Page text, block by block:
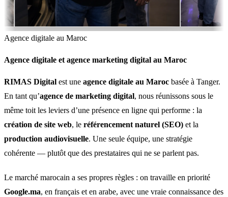
Agence digitale au Maroc
Agence digitale et agence marketing digital au Maroc
RIMAS Digital est une agence digitale au Maroc basée à Tanger.
En tant qu’agence de marketing digital, nous réunissons sous le
même toit les leviers d’une présence en ligne qui performe : la
création de site web, le référencement naturel (SEO) et la
production audiovisuelle. Une seule équipe, une stratégie
cohérente — plutôt que des prestataires qui ne se parlent pas.
Le marché marocain a ses propres règles : on travaille en priorité
Google.ma, en français et en arabe, avec une vraie connaissance des